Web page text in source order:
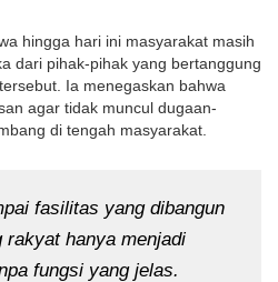
hingga hari ini masyarakat masih
dari pihak-pihak yang bertanggung
Ia menegaskan bahwa
agar tidak muncul dugaan-
di tengah masyarakat.
fasilitas yang dibangun
rakyat hanya menjadi
fungsi yang jelas.